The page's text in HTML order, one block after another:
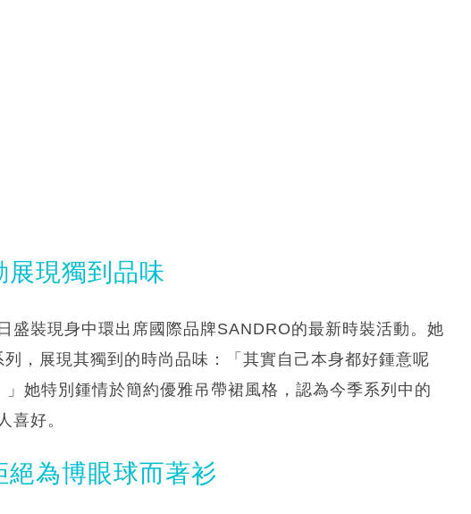
展現獨到品味
盛裝現身中環出席國際品牌SANDRO的最新時裝活動。她
，展現其獨到的時尚品味：「其實自己本身都好鍾意呢
她特別鍾情於簡約優雅吊帶裙風格，認為今季系列中的
喜好。
為博眼球而著衫